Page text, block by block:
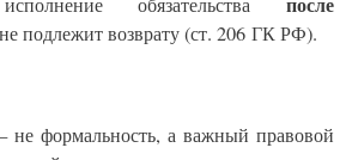
не подлежит возврату (ст. 206 ГК РФ).
не формальность, а важный правовой